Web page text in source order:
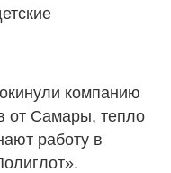
компанию
от Самары, тепло
работу в